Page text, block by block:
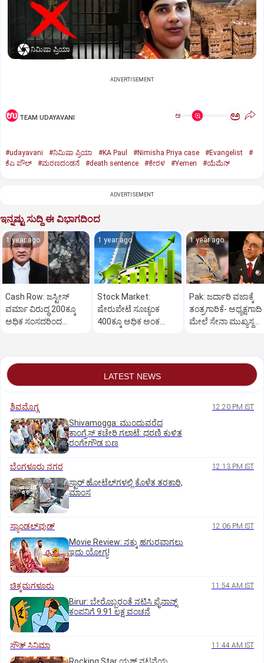
ನಿಮಿಷಾ ಪ್ರಿಯಾ
ADVERTISEMENT
TEAM UDAYAVANI ಅ ಅ
#udayavani #ನಿಮಿಷಾ ಪ್ರಿಯಾ #KA Paul #Nimisha Priya case #Evangelist
#
ಕೆಎ ಪೌಲ್
#ಮರಣದಂಡನೆ #death sentence #ಕೇರಳ #Yemen #ಯೆಮೆನ್‌
ADVERTISEMENT
ಇನ್ನಷ್ಟು ಸುದ್ದಿ ಈ ವಿಭಾಗದಿಂದ
1 year ago
Cash Row: ಜಸ್ಟೀಸ್‌
ವರ್ಮಾ ವಿರುದ್ಧ 200ಕ್ಕೂ
ಅಧಿಕ ಸಂಸದರಿಂದ
1 year ago
Stock Market:
ಷೇರುಪೇಟೆ ಸೂಚ್ಯಂಕ
400ಕ್ಕೂ ಅಧಿಕ ಅಂಕ
1 year ago
Pak: ಜರ್ದಾರಿ ವಜಾಕ್ಕೆ
ತಂತ್ರಗಾರಿಕೆ- ಅಧ್ಯಕ್ಷಗಾದಿ
ಮೇಲೆ ಸೇನಾ ಮುಖ್ಯಸ್ಥ
LATEST NEWS
ಶಿವಮೊಗ್ಗ 12:20 PM IST
Shivamogga: ಮುಂದುವರೆದ
ಕಾಂಗ್ರೆಸ್ ಕಚೇರಿ ಗಲಾಟೆ: ಧರಣಿ ಕುಳಿತ
ರಂಗೇಗೌಡ ಬಣ
ಬೆಂಗಳೂರು ನಗರ 12:13 PM IST
ಸ್ಟಾರ್‌ ಹೋಟೆಲ್‌ಗ‌ಳಲ್ಲಿ ಕೊಳೆತ ತರಕಾರಿ,
ಮಾಂಸ
ಸ್ಯಾಂಡಲ್‌ವುಡ್‌ 12:06 PM IST
Movie Review: ನಕ್ಕು ಹಗುರವಾಗಲು
ಇದು ಯೋಗ್ಯ!
ಚಿಕ್ಕಮಗಳೂರು 11:54 AM IST
Birur: ಬೇರೊಬ್ಬರಂತೆ ನಟಿಸಿ ಫೈನಾನ್ಸ್
ಕಂಪನಿಗೆ 9.91 ಲಕ್ಷ ವಂಚನೆ
ಸೌತ್‌ ಸಿನಿಮಾ 11:44 AM IST